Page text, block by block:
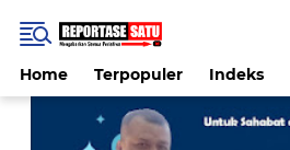
Home Terpopuler Indeks